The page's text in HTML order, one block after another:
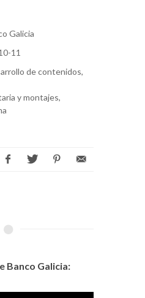
Galicia
11
de contenidos,
y montajes,
Banco Galicia: